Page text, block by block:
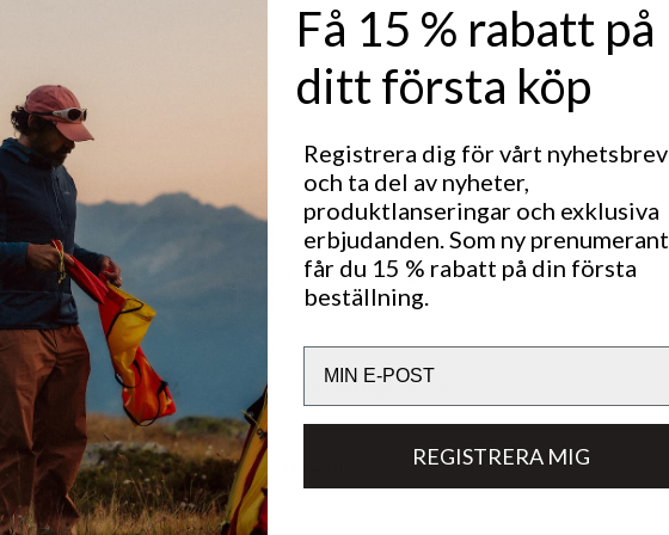
din
och
huden.
dessa
för extra
som gör
utrustning.
Utmärkt för
CLASSIC TREKKING
Hållbarhetsegenskaper
Få 15 % rabatt på
ditt första köp
Registrera dig för vårt nyhetsbrev
och ta del av nyheter,
produktlanseringar och exklusiva
erbjudanden. Som ny prenumerant
får du 15 % rabatt på din första
beställning.
REGISTRERA MIG